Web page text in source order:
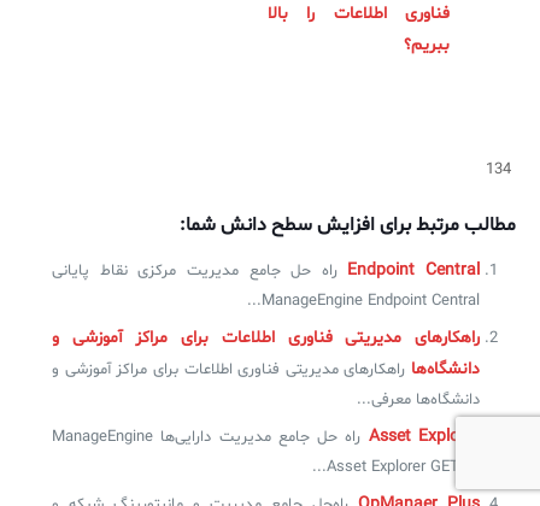
فناوری اطلاعات را بالا
ببریم؟
134
مطالب مرتبط برای افزایش سطح دانش شما:
Endpoint Central راه حل جامع مدیریت مرکزی نقاط پایانی
ManageEngine Endpoint Central...
راهکارهای مدیریتی فناوری اطلاعات برای مراکز آموزشی و
دانشگاه‌ها راهکارهای مدیریتی فناوری اطلاعات برای مراکز آموزشی و
دانشگاه‌ها معرفی...
Asset Explorer
راه حل جامع مدیریت دارایی‌ها ManageEngine
Asset Explorer GET IN...